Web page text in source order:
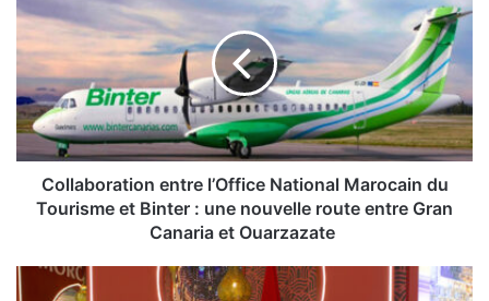
l’Office National
Marocain
du
Tourisme
et
Binter
: une
nouvelle
route
Canaria
et
Collaboration entre l’Office National Marocain du
Tourisme et Binter : une nouvelle route entre Gran
Canaria et Ouarzazate
31ème édition